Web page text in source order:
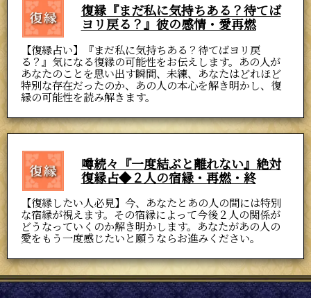
復縁『まだ私に気持ちある？待てば
ヨリ戻る？』彼の感情・愛再燃
【復縁占い】『まだ私に気持ちある？待てばヨリ戻
る？』気になる復縁の可能性をお伝えします。あの人が
あなたのことを思い出す瞬間、未練、あなたはどれほど
特別な存在だったのか、あの人の本心を解き明かし、復
縁の可能性を読み解きます。
噂続々『一度結ぶと離れない』絶対
復縁占◆２人の宿縁・再燃・終
【復縁したい人必見】今、あなたとあの人の間には特別
な宿縁が視えます。その宿縁によって今後２人の関係が
どうなっていくのか解き明かします。あなたがあの人の
愛をもう一度感じたいと願うならお進みください。